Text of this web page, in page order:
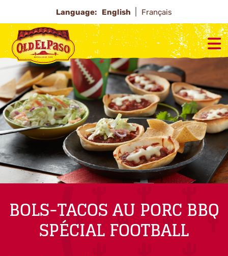
Language: English Français
BOLS-TACOS AU PORC BBQ
SPÉCIAL FOOTBALL